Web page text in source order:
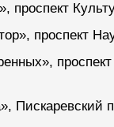
проспект
проспект
Пискаревский